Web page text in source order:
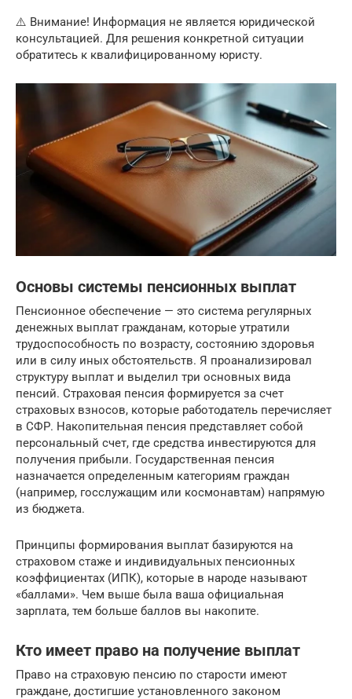
⚠️ Внимание! Информация не является юридической
консультацией. Для решения конкретной ситуации
обратитесь к квалифицированному юристу.
Основы системы пенсионных выплат
Пенсионное обеспечение — это система регулярных
денежных выплат гражданам, которые утратили
трудоспособность по возрасту, состоянию здоровья
или в силу иных обстоятельств. Я проанализировал
структуру выплат и выделил три основных вида
пенсий. Страховая пенсия формируется за счет
страховых взносов, которые работодатель перечисляет
в СФР. Накопительная пенсия представляет собой
персональный счет, где средства инвестируются для
получения прибыли. Государственная пенсия
назначается определенным категориям граждан
(например, госслужащим или космонавтам) напрямую
из бюджета.
Принципы формирования выплат базируются на
страховом стаже и индивидуальных пенсионных
коэффициентах (ИПК), которые в народе называют
«баллами». Чем выше была ваша официальная
зарплата, тем больше баллов вы накопите.
Кто имеет право на получение выплат
Право на страховую пенсию по старости имеют
граждане, достигшие установленного законом